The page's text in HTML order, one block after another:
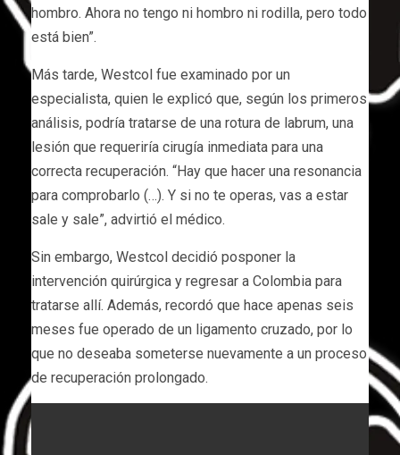
hombro. Ahora no tengo ni hombro ni rodilla, pero todo
está bien”.
Más tarde, Westcol fue examinado por un
especialista, quien le explicó que, según los primeros
análisis, podría tratarse de una rotura de labrum, una
lesión que requeriría cirugía inmediata para una
correcta recuperación. “Hay que hacer una resonancia
para comprobarlo (…). Y si no te operas, vas a estar
sale y sale”, advirtió el médico.
Sin embargo, Westcol decidió posponer la
intervención quirúrgica y regresar a Colombia para
tratarse allí. Además, recordó que hace apenas seis
meses fue operado de un ligamento cruzado, por lo
que no deseaba someterse nuevamente a un proceso
de recuperación prolongado.